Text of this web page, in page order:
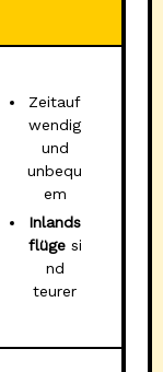
Zeitauf
wendig
und
unbequ
em
Inlands
flügesi
nd
teurer